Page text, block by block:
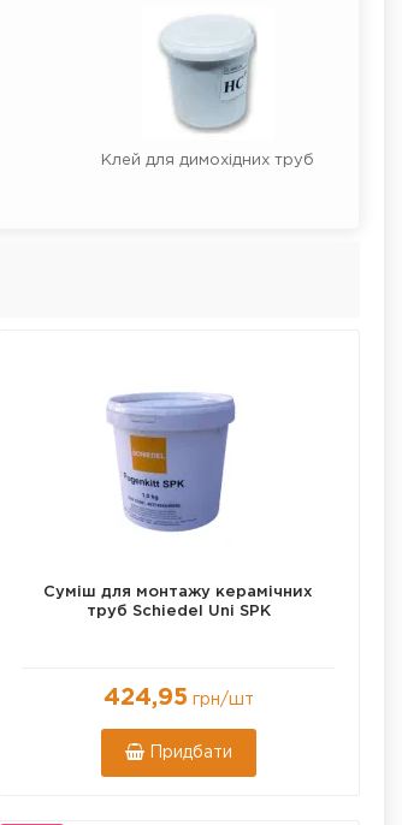
Клей для димохідних труб
Суміш для монтажу керамічних
труб Schiedel Uni SPK
424,95 грн/шт
Придбати